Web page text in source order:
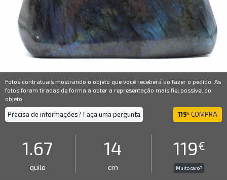
Fotos contratuais mostrando o objeto que você receberá ao fazer o pedido. As
fotos foram tiradas de forma a obter a representação mais fiel possível do
objeto.
Precisa de informações? Faça uma pergunta 119€ COMPRA
1.67
quilo
14
cm
119€
Muito caro?